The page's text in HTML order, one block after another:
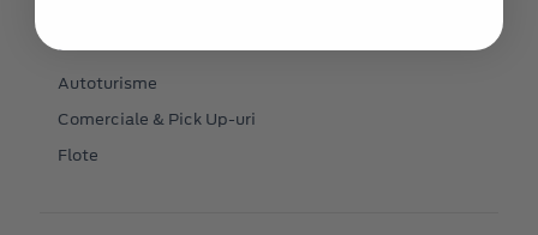
MODELE NOI
Autoturisme
Comerciale & Pick Up-uri
Flote